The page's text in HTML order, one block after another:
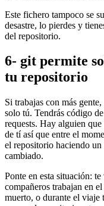
Este fichero tampoco se
desastre, lo pierdes y
del repositorio.
6- git permite
tu repositorio
Si trabajas con más
solo tú. Tendrás código
requests. Hay alguien
de tí así que entre el
el repositorio haciendo un
cambiado.
Ponte en esta situación:
compañeros trabajan en
muerto, o durante el viaje